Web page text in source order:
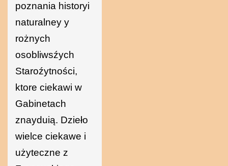
poznania historyi
naturalney y
rożnych
osobliwsźych
Staroźytności,
ktore ciekawi w
Gabinetach
znayduią. Dzieło
wielce ciekawe i
użyteczne z